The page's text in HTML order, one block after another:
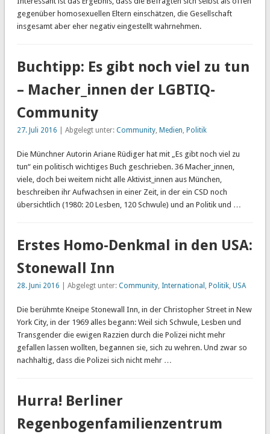
gegenüber homosexuellen Eltern einschätzen, die Gesellschaft
insgesamt aber eher negativ eingestellt wahrnehmen.
Buchtipp: Es gibt noch viel zu tun
– Macher_innen der LGBTIQ-
Community
27. Juli 2016 | Abgelegt unter: Community, Medien, Politik
Die Münchner Autorin Ariane Rüdiger hat mit „Es gibt noch viel zu
tun“ ein politisch wichtiges Buch geschrieben. 36 Macher_innen,
viele, doch bei weitem nicht alle Aktivist_innen aus München,
beschreiben ihr Aufwachsen in einer Zeit, in der ein CSD noch
übersichtlich (1980: 20 Lesben, 120 Schwule) und an Politik und …
Erstes Homo-Denkmal in den USA:
Stonewall Inn
28. Juni 2016 | Abgelegt unter: Community, International , Politik, USA
Die berühmte Kneipe Stonewall Inn, in der Christopher Street in New
York City, in der 1969 alles begann: Weil sich Schwule, Lesben und
Transgender die ewigen Razzien durch die Polizei nicht mehr
gefallen lassen wollten, begannen sie, sich zu wehren. Und zwar so
nachhaltig, dass die Polizei sich nicht mehr …
Hurra! Berliner
Regenbogenfamilienzentrum